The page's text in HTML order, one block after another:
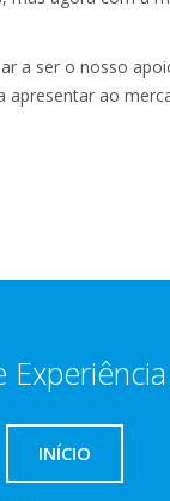
a ser o nosso
ao
INÍCIO